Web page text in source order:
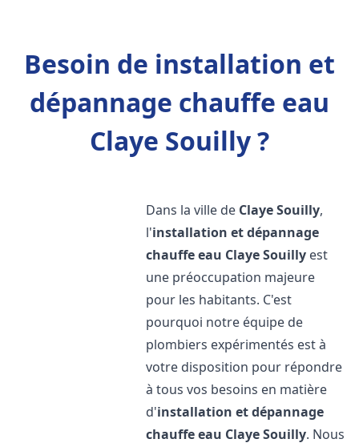
Besoin de installation et
dépannage chauffe eau
Claye Souilly ?
Dans la ville de Claye Souilly,
l'installation et dépannage
chauffe eau Claye Souilly est
une préoccupation majeure
pour les habitants. C'est
pourquoi notre équipe de
plombiers expérimentés est à
votre disposition pour répondre
à tous vos besoins en matière
d'installation et dépannage
chauffe eau Claye Souilly. Nous